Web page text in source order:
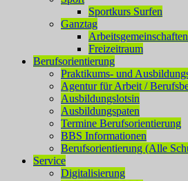
Sportkurs Surfen
Ganztag
Freizeitraum
Berufsorientierung
Praktikums- und
Agentur für Arbeit /
Ausbildungslotsin
Ausbildungspaten
Termine Berufsorientierung
BBS Informationen
Berufsorientierung (Alle
Service
Digitalisierung